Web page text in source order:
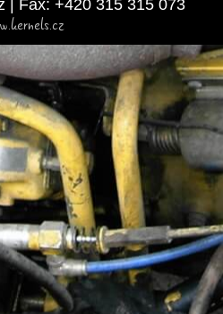
| Fax: +420 315 315 073